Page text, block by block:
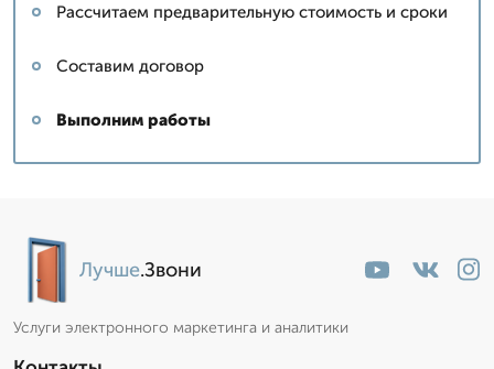
Рассчитаем предварительную стоимость и сроки
Составим договор
Выполним работы
Лучше.Звони
Услуги электронного маркетинга и аналитики